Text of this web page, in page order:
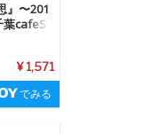
』〜201
cafeST
ク音声/
¥ 1,571
でみる